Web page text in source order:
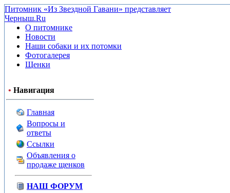
Питомник «Из Звездной Гавани» представляет
Черныш.Ru
О питомнике
Новости
Наши собаки и их потомки
Фотогалерея
Щенки
• Навигация
Главная
Вопросы и
ответы
Ссылки
Объявления о
продаже щенков
НАШ ФОРУМ